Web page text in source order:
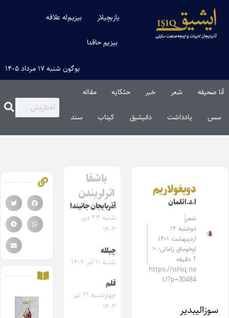
یازیچیلار بیزیم‌له علاقه
بیزیم حاقدا
بوگون شنبه ۱۷ مرداد ۱۴۰۵
آنا صحیفه شعر خبر حئکایه مقاله‌
سس یادداشت دانیشیق کیتاب سند
دویغولاریم
ا.د.ائلمان
شعر
دوشنبه ۱۲
اردیبهشت ۱۴۰۱
اوخوماق زامانی: <
1 دقیقه
https://ishiq.ne
t/?p=30484
سوزالیبدیر
باشقا
اثرلریندن
آذربایجان جانیندا
شنبه ۲۳ دی
۱۴۰۲
چیلله
شنبه ۱۱ آذر ۱۴۰۲
قلم
چهارشنبه ۲۱ تیر
۱۴۰۲